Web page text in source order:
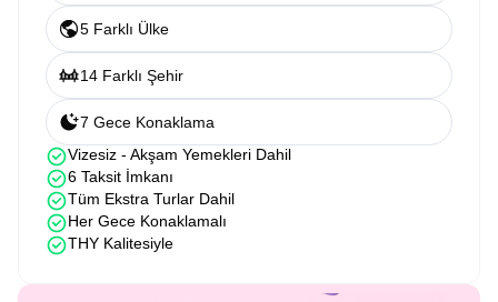
5 Farklı Ülke
14 Farklı Şehir
7 Gece Konaklama
Vizesiz - Akşam Yemekleri Dahil
6 Taksit İmkanı
Tüm Ekstra Turlar Dahil
Her Gece Konaklamalı
THY Kalitesiyle